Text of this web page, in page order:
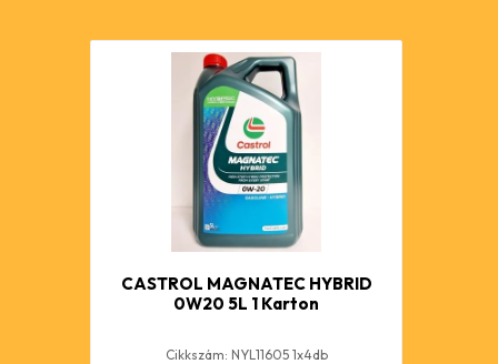
CASTROL MAGNATEC HYBRID
0W20 5L 1 Karton
Cikkszám: NYL11605 1x4db